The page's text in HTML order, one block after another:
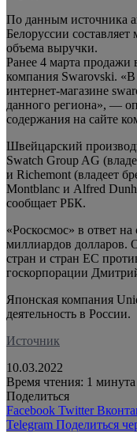
По данным источника
Белоруссии
объема выручки.
Ранее 4 марта продажи
компания Swarovski.
интернет-магазине
данного региона», —
содержания на сайте
Швейцарский
Swatch Group AG
и Richemont (владеет
Montblanc и Alfred
сообщает РБК.
«Роскосмос» в ответ
миллиардов долларов.
стран и стран ЕС
госкорпорации
Японская компания
деятельность в России.
Источник
10.03.2022
Время чтения: 1 минута
Поделиться
Facebook Twitter
Telegram Поделиться